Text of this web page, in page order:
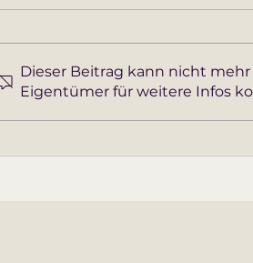
Kindesentfremdung: Was
Dieser Beitrag kann nicht
Eigentümer für weitere Infos